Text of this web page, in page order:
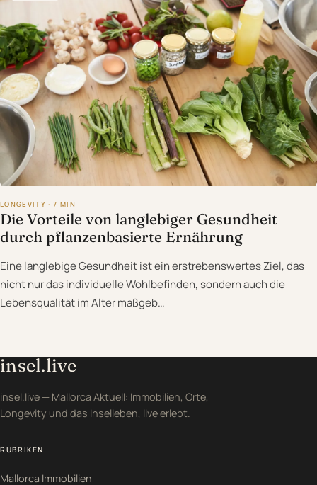
LONGEVITY · 7 MIN
Die Vorteile von langlebiger Gesundheit
durch pflanzenbasierte Ernährung
Eine langlebige Gesundheit ist ein erstrebenswertes Ziel, das
nicht nur das individuelle Wohlbefinden, sondern auch die
Lebensqualität im Alter maßgeb…
insel.live
insel.live — Mallorca Aktuell: Immobilien, Orte,
Longevity und das Inselleben, live erlebt.
RUBRIKEN
Mallorca Immobilien